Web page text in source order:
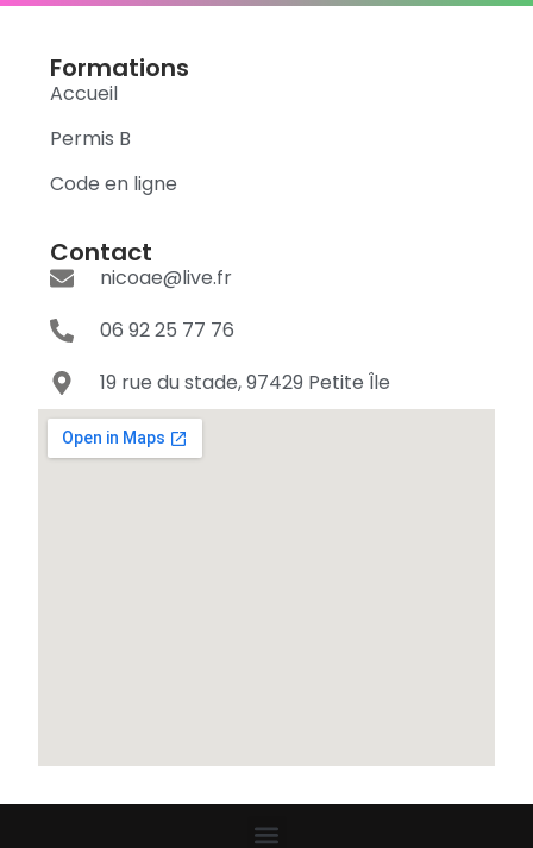
Formations
Accueil
Permis B
Code en ligne
Contact
nicoae@live.fr
06 92 25 77 76
19 rue du stade, 97429 Petite Île